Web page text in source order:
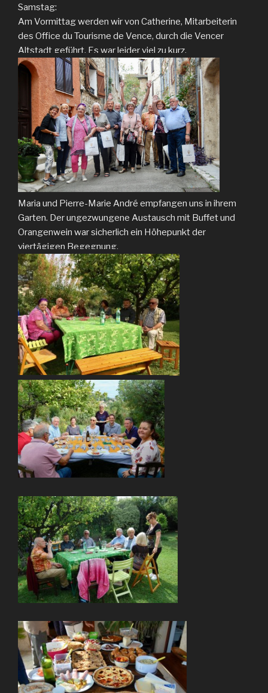
Samstag:
Am Vormittag werden wir von Catherine, Mitarbeiterin
des Office du Tourisme de Vence, durch die Vencer
Altstadt geführt. Es war leider viel zu kurz.
Maria und Pierre-Marie André empfangen uns in ihrem
Garten. Der ungezwungene Austausch mit Buffet und
Orangenwein war sicherlich ein Höhepunkt der
viertägigen Begegnung.